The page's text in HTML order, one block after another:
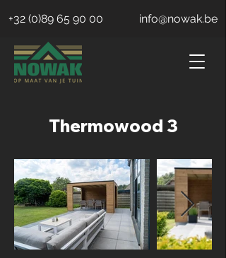
+32 (0)89 65 90 00 info@nowak.be
Thermowood 3